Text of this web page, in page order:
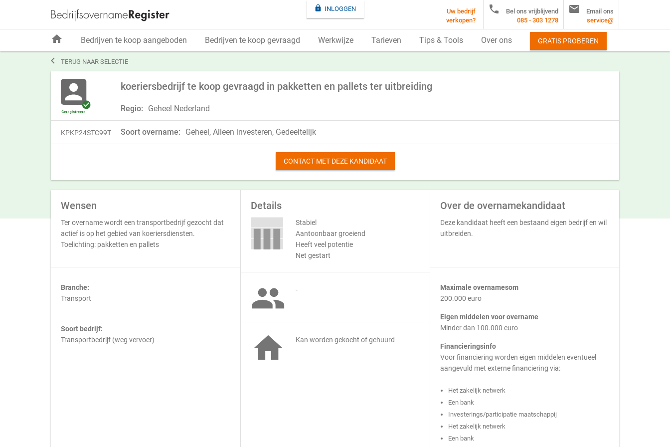
 TERUG NAAR SELECTIE
koeriersbedrijf te koop gevraagd in pakketten en pallets ter uitbreiding
Regio: Geheel Nederland
KPKP24STC99T Soort overname: Geheel, Alleen investeren, Gedeeltelijk
CONTACT MET DEZE KANDIDAAT
Wensen
Ter overname wordt een transportbedrijf gezocht dat
actief is op het gebied van koeriersdiensten.
Toelichting: pakketten en pallets
Branche:
Transport
Soort bedrijf:
Transportbedrijf (weg vervoer)
Details
Stabiel
Aantoonbaar groeiend
Heeft veel potentie
Net gestart
 -
 Kan worden gekocht of gehuurd
Over de overnamekandidaat
Deze kandidaat heeft een bestaand eigen bedrijf en wil
uitbreiden.
Maximale overnamesom
200.000 euro
Eigen middelen voor overname
Minder dan 100.000 euro
Financieringsinfo
Voor financiering worden eigen middelen eventueel
aangevuld met externe financiering via:
Het zakelijk netwerk
Een bank
Investerings/participatie maatschappij
Het zakelijk netwerk
Een bank
 INLOGGEN
Uw bedrijf
verkopen?

Bel ons vrijblijvend
085 - 303 1278

Email ons
service@
home Bedrijven te koop aangeboden Bedrijven te koop gevraagd Werkwijze Tarieven Tips & Tools Over ons GRATIS PROBEREN